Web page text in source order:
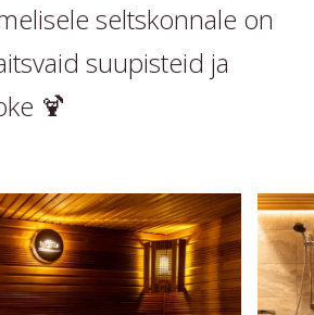
seltskonnale on
suupisteid ja
🍹